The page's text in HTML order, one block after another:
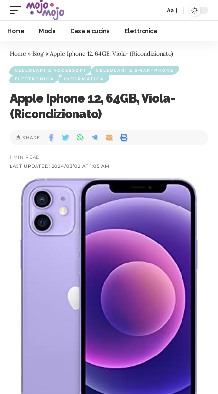
Aa
Home Moda Casa e cucina Elettronica
Home » Blog » Apple Iphone 12, 64GB, Viola- (Ricondizionato)
CELLULARI E ACCESSORI
CELLULARI E SMARTPHONE
ELETTRONICA
INFORMATICA
Apple Iphone 12, 64GB, Viola-
(Ricondizionato)
LAST UPDATED: 2024/03/02 AT 1:05 AM
1 MIN READ
SHARE